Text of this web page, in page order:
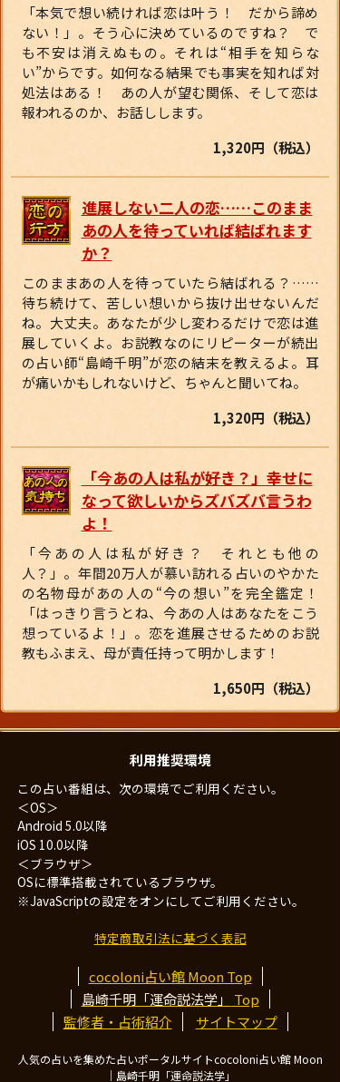
「本気で想い続ければ恋は叶う！ だから諦め
ない！」。そう心に決めているのですね？ で
も不安は消えぬもの。それは“相手を知らな
い”からです。如何なる結果でも事実を知れば対
処法はある！ あの人が望む関係、そして恋は
報われるのか、お話しします。
1,320円（税込）
進展しない二人の恋……このまま
あの人を待っていれば結ばれます
か？
このままあの人を待っていたら結ばれる？……
待ち続けて、苦しい想いから抜け出せないんだ
ね。大丈夫。あなたが少し変わるだけで恋は進
展していくよ。お説教なのにリピーターが続出
の占い師“島崎千明”が恋の結末を教えるよ。耳
が痛いかもしれないけど、ちゃんと聞いてね。
1,320円（税込）
「今あの人は私が好き？」幸せに
なって欲しいからズバズバ言うわ
よ！
「今あの人は私が好き？ それとも他の
人？」。年間20万人が慕い訪れる占いのやかた
の名物母があの人の“今の想い”を完全鑑定！
「はっきり言うとね、今あの人はあなたをこう
想っているよ！」。恋を進展させるためのお説
教もふまえ、母が責任持って明かします！
1,650円（税込）
利用推奨環境
この占い番組は、次の環境でご利用ください。
＜OS＞
Android 5.0以降
iOS 10.0以降
＜ブラウザ＞
OSに標準搭載されているブラウザ。
※JavaScriptの設定をオンにしてご利用ください。
特定商取引法に基づく表記
cocoloni占い館 Moon Top
島崎千明「運命説法学」
Top
監修者・占術紹介
サイトマップ
人気の占いを集めた占いポータルサイトcocoloni占い館 Moon
｜ 島崎千明「運命説法学」